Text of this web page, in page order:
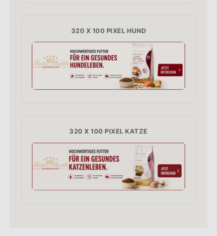
320 X 100 PIXEL HUND
320 X 100 PIXEL KATZE